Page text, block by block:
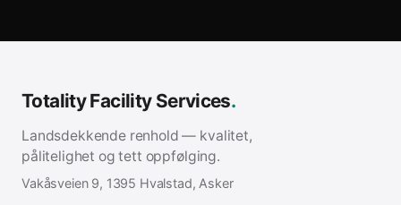
Totality Facility Services.
Landsdekkende renhold — kvalitet,
pålitelighet og tett oppfølging.
Vakåsveien 9, 1395 Hvalstad, Asker